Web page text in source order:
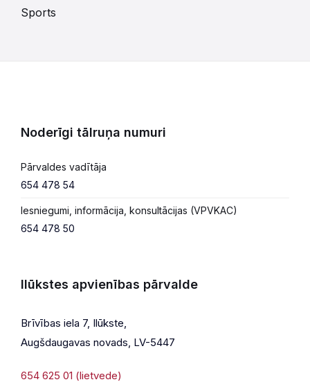
Sports
Noderīgi tālruņa numuri
Pārvaldes vadītāja
654 478 54
Iesniegumi, informācija, konsultācijas (VPVKAC)
654 478 50
Ilūkstes apvienības pārvalde
Brīvības iela 7, Ilūkste,
Augšdaugavas novads, LV-5447
654 625 01 (lietvede)